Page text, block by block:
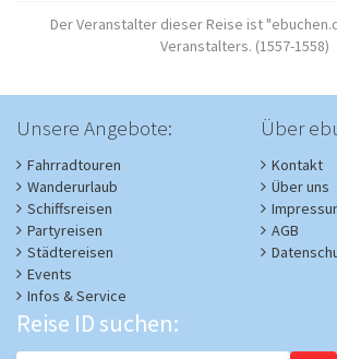
Der Veranstalter dieser Reise ist
Veranstalters. (1557-1558)
Unsere Angebote:
Fahrradtouren
Wanderurlaub
Schiffsreisen
Partyreisen
Städtereisen
Events
Infos & Service
Über
Kontakt
Über uns
AGB
Reise ID suchen: